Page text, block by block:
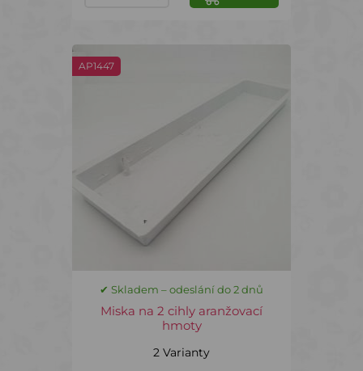
AP1447
✔ Skladem – odeslání do 2 dnů
Miska na 2 cihly aranžovací
hmoty
2 Varianty